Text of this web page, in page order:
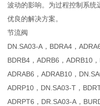
波动的影响。为过程控制系统
优良的解决方案。
节流阀
DN.SA03-A，BDRA4，
BDRB4，ADRB6，ADRB10
ADRAB6，ADRAB10，
ADRP10，DN.SA03-T，
ADRPT6，DR.SA03-A，